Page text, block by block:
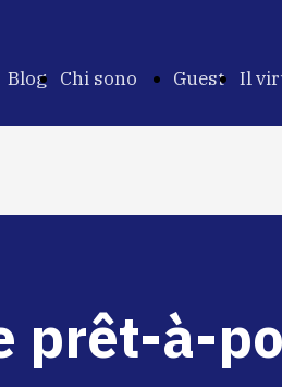
Blog Chi sono
sono
Guest Il
prêt-à-